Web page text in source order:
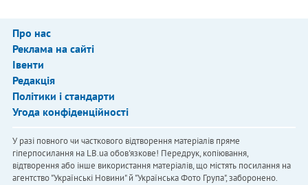
Про нас
Реклама на сайті
Івенти
Редакція
Політики і стандарти
Угода конфіденційності
У разі повного чи часткового відтворення матеріалів пряме
гіперпосилання на LB.ua обов'язкове! Передрук, копіювання,
відтворення або інше використання матеріалів, що містять посилання на
агентство "Українськi Новини" й "Українська Фото Група", заборонено.